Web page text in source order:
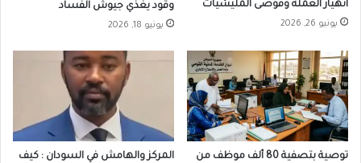
انهيار العملة وفوضى المليشيات
يونيو 26, 2026
وقود يغذي جيوش الفساد
يونيو 18, 2026
توصية بتصفية 80 ألف موظف من
المركز والهامش في السودان : كيف